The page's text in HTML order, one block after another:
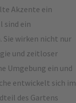
Akzente ein
sind ein
Sie wirken nicht nur
und zeitloser
Umgebung ein und
entwickelt sich im
des Gartens